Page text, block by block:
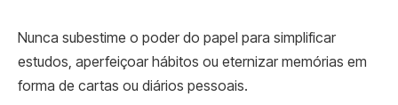
Nunca subestime o poder do papel para simplificar
estudos, aperfeiçoar hábitos ou eternizar memórias em
forma de cartas ou diários pessoais.